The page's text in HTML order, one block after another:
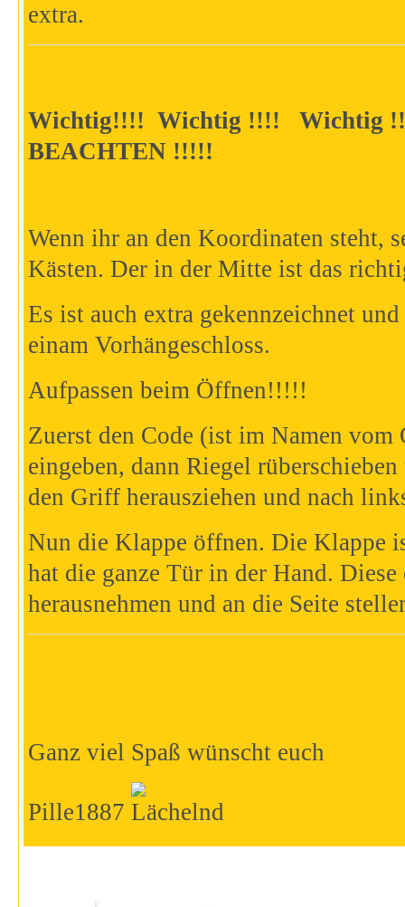
extra.
Wichtig!!!! Wichtig !!!! Wichtig
BEACHTEN !!!!!
Wenn ihr an den Koordinaten steht,
Kästen. Der in der Mitte ist das
Es ist auch extra gekennzeichnet
einam Vorhängeschloss.
Aufpassen beim Öffnen!!!!!
Zuerst den Code (ist im Namen vom
eingeben, dann Riegel
den Griff herausziehen und nach
Nun die Klappe öffnen. Die Klappe
hat die ganze Tür in der Hand. Diese
herausnehmen und an die Seite
Ganz viel Spaß wünscht euch
Pille1887